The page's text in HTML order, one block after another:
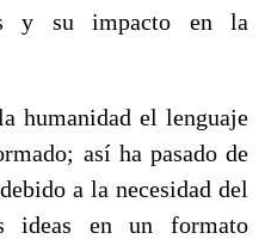
y su impacto en la
humanidad el lenguaje
así ha pasado de
a la necesidad del
ideas en un formato